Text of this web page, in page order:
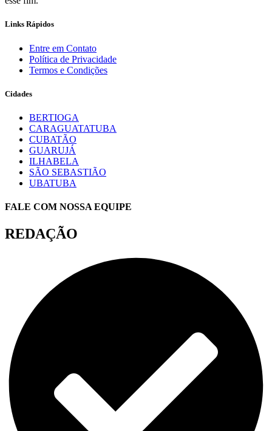
Links Rápidos
Entre em Contato
Política de Privacidade
Termos e Condições
Cidades
BERTIOGA
CARAGUATATUBA
CUBATÃO
GUARUJÁ
ILHABELA
SÃO SEBASTIÃO
UBATUBA
FALE COM NOSSA EQUIPE
REDAÇÃO